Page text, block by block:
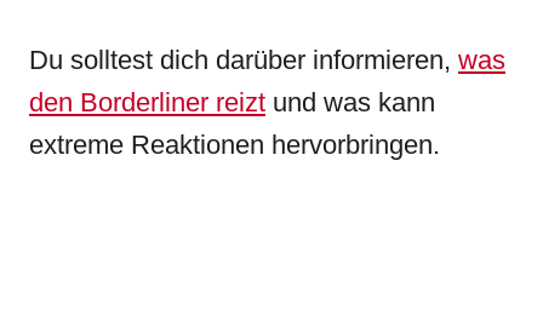
Du solltest dich darüber informieren, was
den Borderliner reizt und was kann
extreme Reaktionen hervorbringen.